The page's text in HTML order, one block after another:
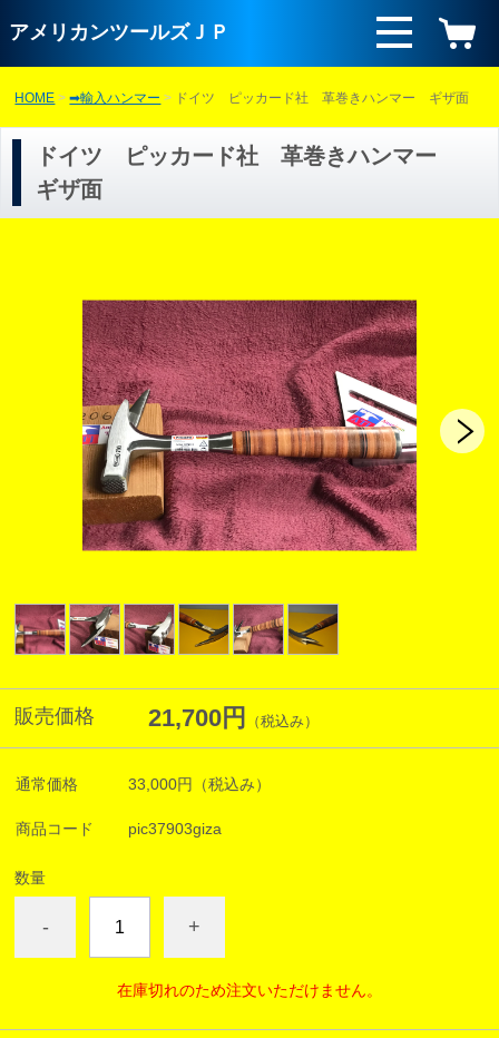
アメリカンツールズＪＰ
HOME ➡輸入ハンマー ドイツ ピッカード社 革巻きハンマー ギザ面
ドイツ ピッカード社 革巻きハンマー
ギザ面
販売価格 21,700円 （税込み）
通常価格 33,000円 （税込み）
商品コード pic37903giza
数量
- +
在庫切れのため注文いただけません。